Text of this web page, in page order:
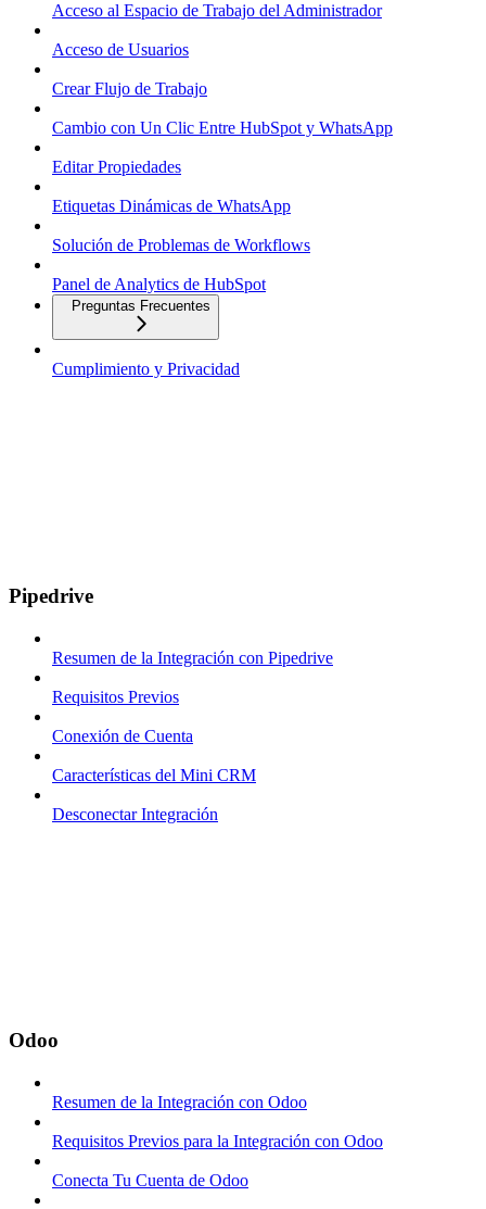
Acceso al Espacio de Trabajo del Administrador
Acceso de Usuarios
Crear Flujo de Trabajo
Cambio con Un Clic Entre HubSpot y WhatsApp
Editar Propiedades
Etiquetas Dinámicas de WhatsApp
Solución de Problemas de Workflows
Panel de Analytics de HubSpot
Preguntas Frecuentes
Cumplimiento y Privacidad
Pipedrive
Resumen de la Integración con Pipedrive
Requisitos Previos
Conexión de Cuenta
Características del Mini CRM
Desconectar Integración
Odoo
Resumen de la Integración con Odoo
Requisitos Previos para la Integración con Odoo
Conecta Tu Cuenta de Odoo